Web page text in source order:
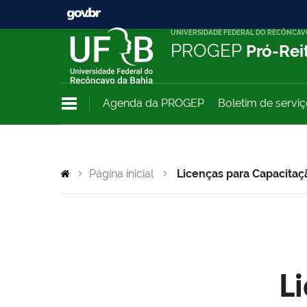
UNIVERSIDADE FEDERAL DO
PROGEP Pró-
Agenda da PROGEP Boletim de
Página inicial Licenças para